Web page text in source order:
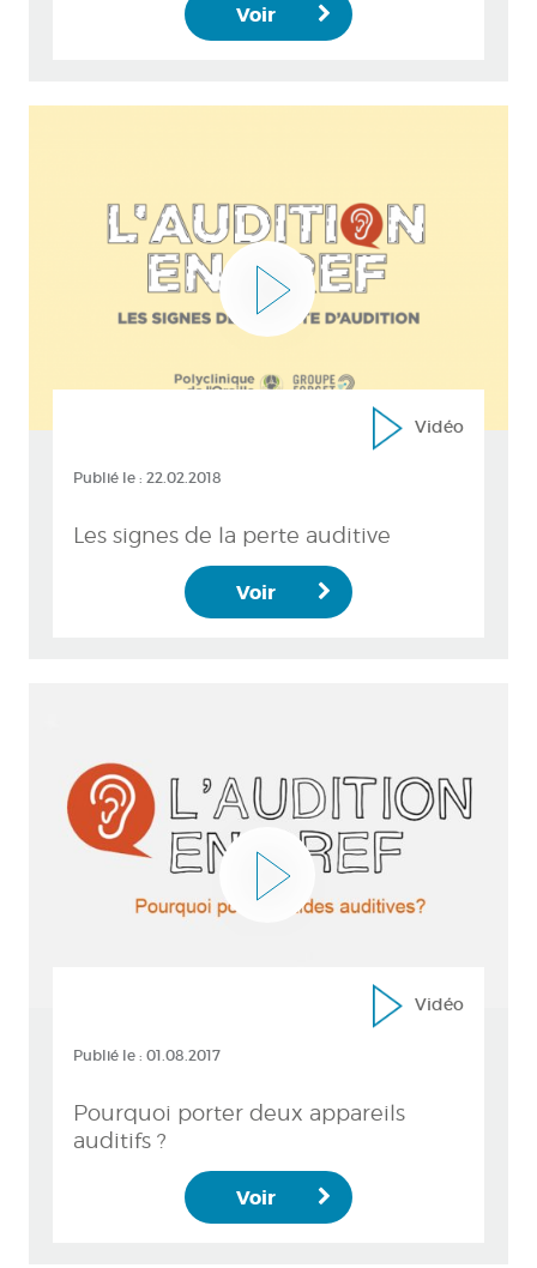
Voir
Vidéo
Publié le : 22.02.2018
Les signes de la perte auditive
Voir
Vidéo
Publié le : 01.08.2017
Pourquoi porter deux appareils
auditifs ?
Voir